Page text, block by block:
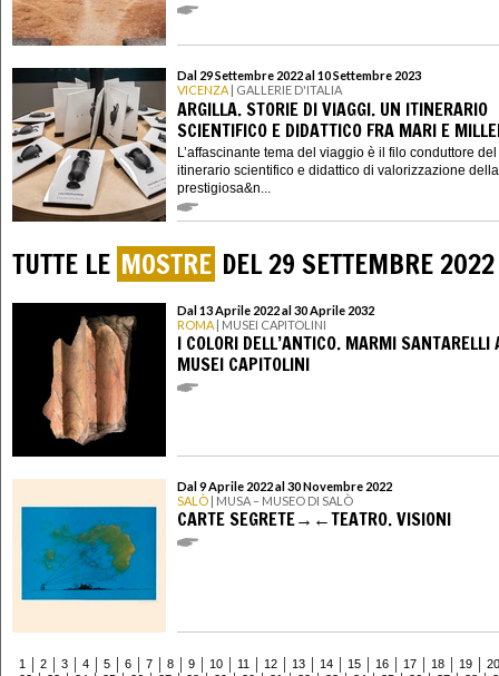
Dal 29 Settembre 2022 al 10 Settembre 2023
VICENZA | GALLERIE D'ITALIA
ARGILLA. STORIE DI VIAGGI. UN ITINERARIO
SCIENTIFICO E DIDATTICO FRA MARI E
L’affascinante tema del viaggio è il filo conduttore
itinerario scientifico e didattico di valorizzazione della
prestigiosa&n...
TUTTE LE MOSTRE DEL 29 SETTEMBRE 2022
Dal 13 Aprile 2022 al 30 Aprile 2032
ROMA | MUSEI CAPITOLINI
I COLORI DELL’ANTICO. MARMI SANTARELLI
MUSEI CAPITOLINI
Dal 9 Aprile 2022 al 30 Novembre 2022
SALÒ | MUSA – MUSEO DI SALÒ
CARTE SEGRETE→←TEATRO. VISIONI
1 2 3 4 5 6 7 8 9 10 11 12 13 14 15 16 17 18 19
20